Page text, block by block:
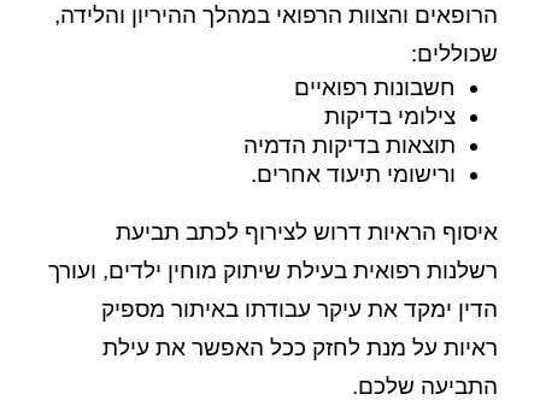
הרופאים והצוות הרפואי במהלך ההיריון והלידה,
שכוללים:
חשבונות רפואיים
צילומי בדיקות
תוצאות בדיקות הדמיה
ורישומי תיעוד אחרים.
איסוף הראיות דרוש לצירוף לכתב תביעת
רשלנות רפואית בעילת שיתוק מוחין ילדים, ועורך
הדין ימקד את עיקר עבודתו באיתור מספיק
ראיות על מנת לחזק ככל האפשר את עילת
התביעה שלכם.